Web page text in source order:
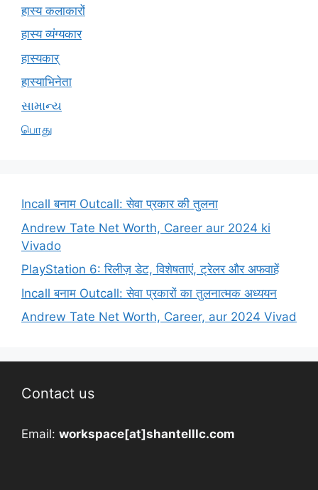
हास्य कलाकारों
हास्य व्यंग्यकार
हास्यकार्
हास्याभिनेता
સામાન્ય
பொது
Incall बनाम Outcall: सेवा प्रकार की तुलना
Andrew Tate Net Worth, Career aur 2024 ki
Vivado
PlayStation 6: रिलीज़ डेट, विशेषताएं, ट्रेलर और अफवाहें
Incall बनाम Outcall: सेवा प्रकारों का तुलनात्मक अध्ययन
Andrew Tate Net Worth, Career, aur 2024 Vivad
Contact us
Email: workspace[at]shantelllc.com